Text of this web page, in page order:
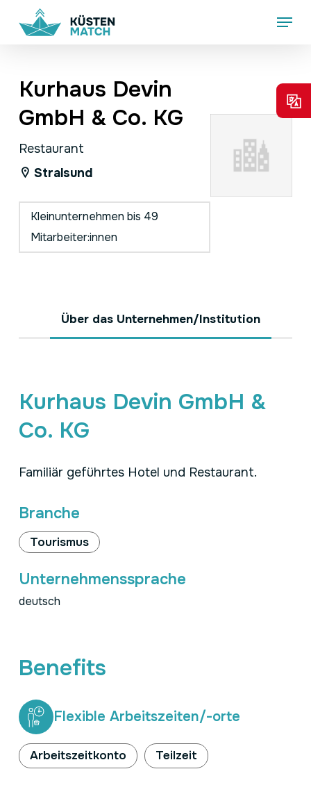
Menu
Kurhaus Devin
GmbH & Co. KG
Restaurant
Stralsund
Kleinunternehmen bis 49
Mitarbeiter:innen
Über das Unternehmen/Institution
Kurhaus Devin GmbH &
Co. KG
Familiär geführtes Hotel und Restaurant.
Branche
Tourismus
Unternehmenssprache
deutsch
Benefits
Flexible Arbeitszeiten/-orte
Arbeitszeitkonto Teilzeit